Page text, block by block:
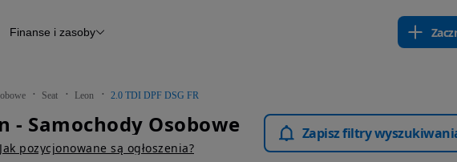
Raport z inspekcji
Otomoto News
Finanse i zasoby
Seat Leon 2.0 TDI DPF DSG FR
- Samochody Osobowe
Jak pozycjonowane są ogłoszenia?
Zapisz filtry